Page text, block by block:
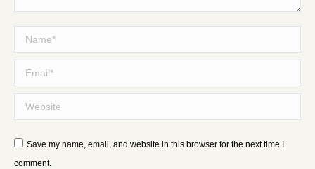
Name *
Email *
Website
Save my name, email, and website in this browser for the next time I
comment.